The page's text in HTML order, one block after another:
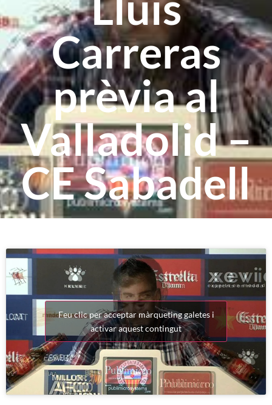
Carreras
prèvia al
Valladolid –
CE Sabadell
Feu clic per acceptar màrqueting galetes i
activar aquest contingut